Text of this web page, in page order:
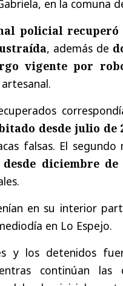
en la comuna
policial
, además de
vigente por
desde julio de
falsas. El
diciembre de
en su interior
en Lo Espejo.
y los detenidos
continúan las